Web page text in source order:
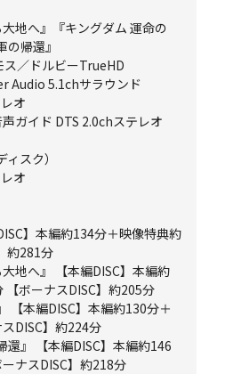
大地へ』『キングダム 運命の
帰還』
ス／ドルビーTrueHD
Audio 5.1chサラウンド
オ
ガイド DTS 2.0chステレオ
スク）
オ
】本編約134分＋映像特典約
約281分
地へ』 【本編DISC】本編約
ボーナスDISC】約205分
【本編DISC】本編約130分＋
DISC】約224分
還』 【本編DISC】本編約146
ナスDISC】約218分